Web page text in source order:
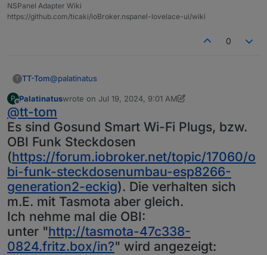
NSPanel Adapter Wiki
https://github.com/ticaki/ioBroker.nspanel-lovelace-ui/wiki
0
T TT-Tom@palatinatus
Was für eine Steckdose ist das?
Welche Datenpunkte hast du dazu im iobroker?
Wie bzw. Über welchen Adapter kommen die Daten?
P
Offline
Palatinatuswrote on Jul 19, 2024, 9:01 AM
last edited by PalatinatusJul 19, 2024, 11:30 AM
@tt-tom
Es sind Gosund Smart Wi-Fi Plugs, bzw.
OBI Funk Steckdosen
(https://forum.iobroker.net/topic/17060/o
bi-funk-steckdosenumbau-esp8266-
generation2-eckig). Die verhalten sich
m.E. mit Tasmota aber gleich.
Ich nehme mal die OBI:
unter "http://tasmota-47c338-
0824.fritz.box/in?" wird angezeigt: